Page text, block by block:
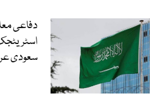
دفاعی
سعودی